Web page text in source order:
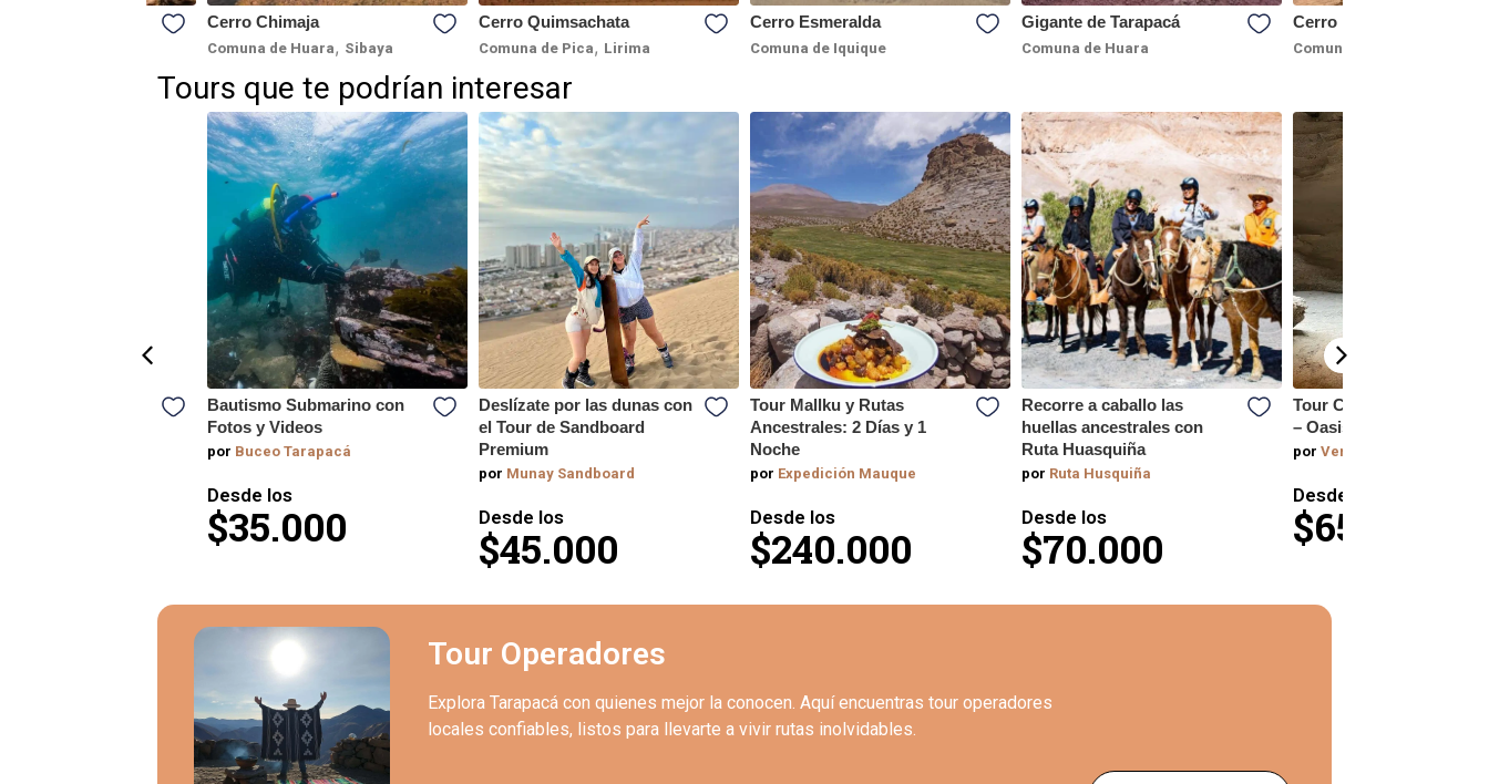
Cerro Chimaja
Comuna de Huara , Sibaya
Cerro Quimsachata
Comuna de Pica , Lirima
Cerro Esmeralda
Comuna de Iquique
Gigante de Tarapacá
Comuna de Huara
Cerro De Tapa
Comuna de Colchane
Tours que te podrían interesar
Bautismo Submarino con
Fotos y Videos
por Buceo Tarapacá
Desde los
$35.000
Deslízate por las dunas con
el Tour de Sandboard
Premium
por Munay Sandboard
Desde los
$45.000
Tour Mallku y Rutas
Ancestrales: 2 Días y 1
Noche
por Expedición Mauque
Desde los
$240.000
Recorre a caballo las
huellas ancestrales con
Ruta Huasquiña
por Ruta Husquiña
Desde los
$70.000
Tour Cañón de
– Oasis de Pica
por Vertical Adventure
Desde los
$65.990
Tour Operadores
Explora Tarapacá con quienes mejor la conocen. Aquí encuentras tour operadores
locales confiables, listos para llevarte a vivir rutas inolvidables.